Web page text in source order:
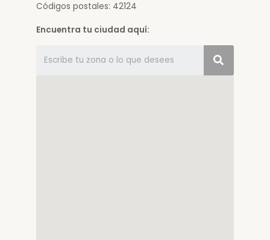
Códigos postales: 42124
Encuentra tu ciudad aquí: